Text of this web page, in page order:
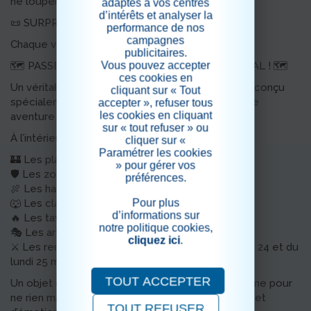
📜 SURPRISE DE DERNIÈRE MINUTE ! 📜
Chaque visiteur pourra désormais récupérer son…
🗺️ PASSEPORT MÉDIÉVAL OFFICIEL DU FESTIVAL ! 🗺️
Un véritable guide de voyage à travers le temps, conçu
spécialement pour vous accompagner dans cette
aventure hors du commun ! ⚔️✨
À l’intérieur :
🏰 Les plans du festival,
🛡️ Les zones d’animations,
🍖 Les haltes gourmandes,
🐺 Les clans et campements,
🔥 Les tavernes,
🎭 Les artisans et échoppes,
⚔️ Les rendez-vous incontournables du dimanche 24 et du
lundi 25 mai !
Un objet collector… et surtout votre meilleure arme pour
ne rien manquer de ces 2 jours de fête, d’histoire et
adaptés à vos centres
d’intérêts et analyser la
performance de nos
campagnes
publicitaires.
Vous pouvez accepter
ces cookies en
cliquant sur « Tout
accepter », refuser tous
les cookies en cliquant
sur « tout refuser » ou
cliquer sur «
Paramétrer les cookies
» pour gérer vos
préférences.
Pour plus
d’informations sur
notre politique cookies,
cliquez ici.
TOUT ACCEPTER